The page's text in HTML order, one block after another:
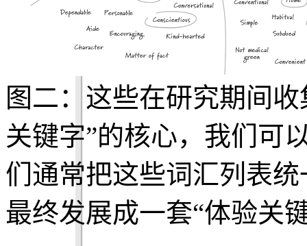
图二：这些在研究期间
关键字”的核心，我们可
们通常把这些词汇列表
最终发展成一套“体验关